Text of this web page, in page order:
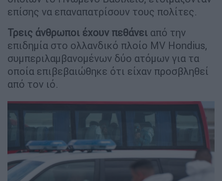
επίσης να επαναπατρίσουν τους πολίτες.
Τρεις άνθρωποι έχουν πεθάνει από την
επιδημία στο ολλανδικό πλοίο MV Hondius,
συμπεριλαμβανομένων δύο ατόμων για τα
οποία επιβεβαιώθηκε ότι είχαν προσβληθεί
από τον ιό.